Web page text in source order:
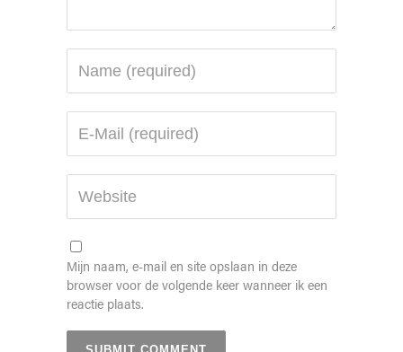
Mijn naam, e-mail en site opslaan in deze
browser voor de volgende keer wanneer ik een
reactie plaats.